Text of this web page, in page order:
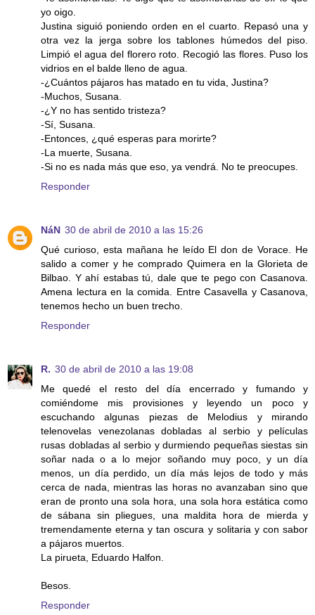
yo oigo.
Justina siguió poniendo orden en el cuarto. Repasó una y
otra vez la jerga sobre los tablones húmedos del piso.
Limpió el agua del florero roto. Recogió las flores. Puso los
vidrios en el balde lleno de agua.
-¿Cuántos pájaros has matado en tu vida, Justina?
-Muchos, Susana.
-¿Y no has sentido tristeza?
-Sí, Susana.
-Entonces, ¿qué esperas para morirte?
-La muerte, Susana.
-Si no es nada más que eso, ya vendrá. No te preocupes.
Responder
NáN 30 de abril de 2010 a las 15:26
Qué curioso, esta mañana he leído El don de Vorace. He
salido a comer y he comprado Quimera en la Glorieta de
Bilbao. Y ahí estabas tú, dale que te pego con Casanova.
Amena lectura en la comida. Entre Casavella y Casanova,
tenemos hecho un buen trecho.
Responder
R. 30 de abril de 2010 a las 19:08
Me quedé el resto del día encerrado y fumando y
comiéndome mis provisiones y leyendo un poco y
escuchando algunas piezas de Melodius y mirando
telenovelas venezolanas dobladas al serbio y películas
rusas dobladas al serbio y durmiendo pequeñas siestas sin
soñar nada o a lo mejor soñando muy poco, y un día
menos, un día perdido, un día más lejos de todo y más
cerca de nada, mientras las horas no avanzaban sino que
eran de pronto una sola hora, una sola hora estática como
de sábana sin pliegues, una maldita hora de mierda y
tremendamente eterna y tan oscura y solitaria y con sabor
a pájaros muertos.
La pirueta, Eduardo Halfon.
Besos.
Responder